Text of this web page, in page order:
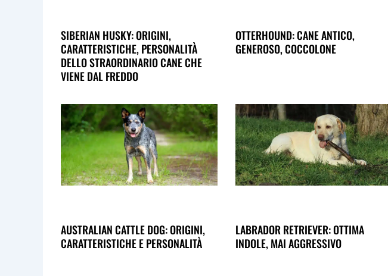
SIBERIAN HUSKY: ORIGINI,
CARATTERISTICHE, PERSONALITÀ
DELLO STRAORDINARIO CANE CHE
VIENE DAL FREDDO
OTTERHOUND: CANE ANTICO,
GENEROSO, COCCOLONE
AUSTRALIAN CATTLE DOG: ORIGINI,
CARATTERISTICHE E PERSONALITÀ
LABRADOR RETRIEVER: OTTIMA
INDOLE, MAI AGGRESSIVO